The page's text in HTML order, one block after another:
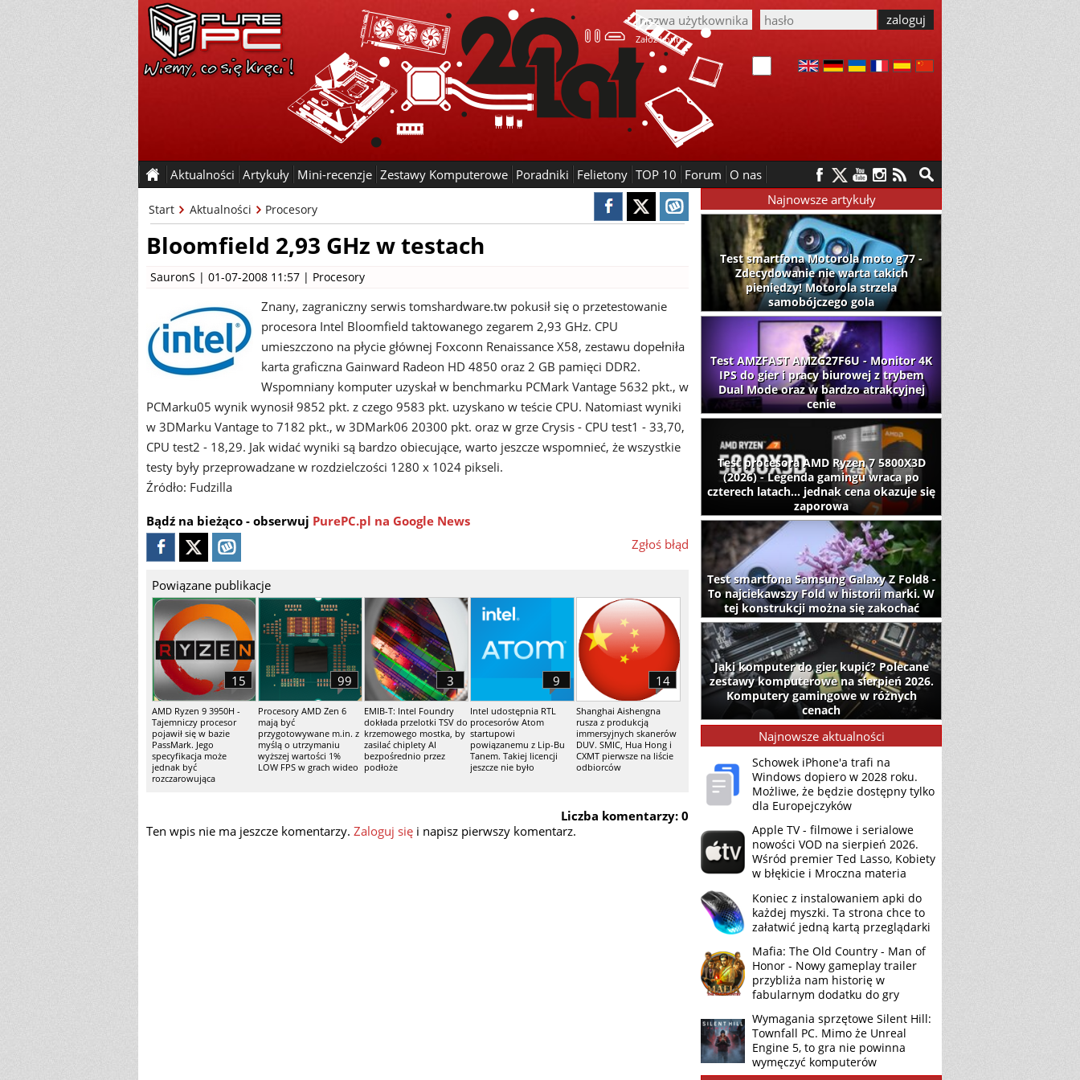
Załóż konto
Aktualności Artykuły Mini-recenzje Zestawy Komputerowe Poradniki Felietony TOP 10 Forum O nas
Start Aktualności Procesory
Bloomfield 2,93 GHz w testach
SauronS | 01-07-2008 11:57 | Procesory
Znany, zagraniczny serwis tomshardware.tw pokusił się o przetestowanie
procesora Intel Bloomfield taktowanego zegarem 2,93 GHz. CPU
umieszczono na płycie głównej Foxconn Renaissance X58, zestawu dopełniła
karta graficzna Gainward Radeon HD 4850 oraz 2 GB pamięci DDR2.
Wspomniany komputer uzyskał w benchmarku PCMark Vantage 5632 pkt., w
PCMarku05 wynik wynosił 9852 pkt. z czego 9583 pkt. uzyskano w teście CPU. Natomiast wyniki
w 3DMarku Vantage to 7182 pkt., w 3DMark06 20300 pkt. oraz w grze Crysis - CPU test1 - 33,70,
CPU test2 - 18,29. Jak widać wyniki są bardzo obiecujące, warto jeszcze wspomnieć, że wszystkie
testy były przeprowadzane w rozdzielczości 1280 x 1024 pikseli.
Źródło: Fudzilla
Bądź na bieżąco - obserwuj PurePC.pl na Google News
Zgłoś błąd
Powiązane publikacje
AMD Ryzen 9 3950H -
Tajemniczy procesor
pojawił się w bazie
PassMark. Jego
specyfikacja może
jednak być
rozczarowująca
15
Procesory AMD Zen 6
mają być
przygotowywane m.in. z
myślą o utrzymaniu
wyższej wartości 1%
LOW FPS w grach wideo
99
EMIB-T: Intel Foundry
dokłada przelotki TSV do
krzemowego mostka, by
zasilać chiplety AI
bezpośrednio przez
podłoże
3
Intel udostępnia RTL
procesorów Atom
startupowi
powiązanemu z Lip-Bu
Tanem. Takiej licencji
jeszcze nie było
9
Shanghai Aishengna
rusza z produkcją
immersyjnych skanerów
DUV. SMIC, Hua Hong i
CXMT pierwsze na liście
odbiorców
14
Liczba komentarzy: 0
Ten wpis nie ma jeszcze komentarzy. Zaloguj się i napisz pierwszy komentarz.
Najnowsze artykuły
Test smartfona Motorola moto g77 -
Zdecydowanie nie warta takich
pieniędzy! Motorola strzela
samobójczego gola
Test AMZFAST AMZG27F6U - Monitor 4K
IPS do gier i pracy biurowej z trybem
Dual Mode oraz w bardzo atrakcyjnej
cenie
Test procesora AMD Ryzen 7 5800X3D
(2026) - Legenda gamingu wraca po
czterech latach... jednak cena okazuje się
zaporowa
Test smartfona Samsung Galaxy Z Fold8 -
To najciekawszy Fold w historii marki. W
tej konstrukcji można się zakochać
Jaki komputer do gier kupić? Polecane
zestawy komputerowe na sierpień 2026.
Komputery gamingowe w różnych
cenach
Najnowsze aktualności
Schowek iPhone'a trafi na
Windows dopiero w 2028 roku.
Możliwe, że będzie dostępny tylko
dla Europejczyków
Apple TV - filmowe i serialowe
nowości VOD na sierpień 2026.
Wśród premier Ted Lasso, Kobiety
w błękicie i Mroczna materia
Koniec z instalowaniem apki do
każdej myszki. Ta strona chce to
załatwić jedną kartą przeglądarki
Mafia: The Old Country - Man of
Honor - Nowy gameplay trailer
przybliża nam historię w
fabularnym dodatku do gry
Wymagania sprzętowe Silent Hill:
Townfall PC. Mimo że Unreal
Engine 5, to gra nie powinna
wymęczyć komputerów